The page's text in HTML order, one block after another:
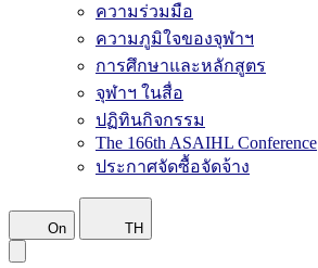
ความร่วมมือ
ความภูมิใจของจุฬาฯ
การศึกษาและหลักสูตร
จุฬาฯ ในสื่อ
ปฏิทินกิจกรรม
The 166th ASAIHL Conference
ประกาศจัดซื้อจัดจ้าง
On TH